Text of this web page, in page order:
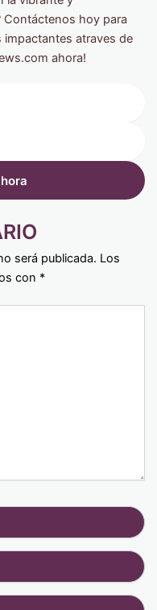
Contáctenos hoy para
atraves de
ahora!
será publicada. Los
con *